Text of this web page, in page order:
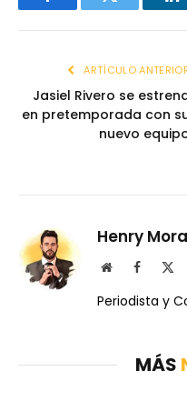
FacebookTwitter
ARTÍCULO
Jasiel Rivero se
en pretemporada con
nuevo
Henry
WebsiteFacebook
Periodista y
MÁS